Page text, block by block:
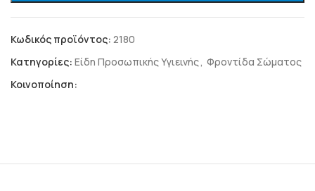
Κωδικός προϊόντος: 2180
Κατηγορίες: Είδη Προσωπικής Υγιεινής, Φροντίδα Σώματος
Κοινοποίηση: